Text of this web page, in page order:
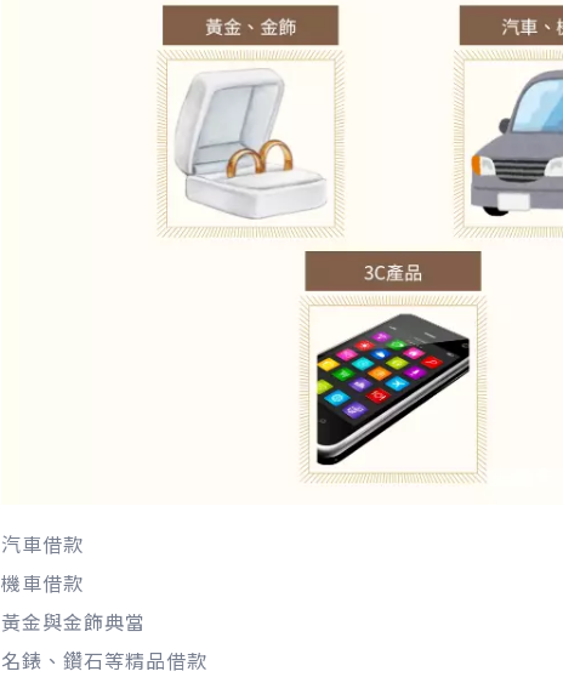
汽車借款
機車借款
黃金與金飾典當
名錶、鑽石等精品借款